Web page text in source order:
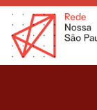
Ir
para
conteúdo